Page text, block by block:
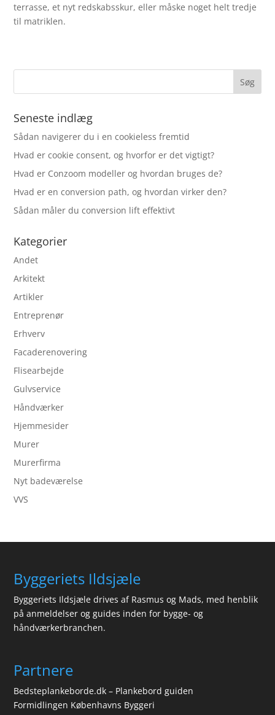
terrasse, et nyt redskabsskur, eller måske noget helt tredje
til matriklen.
Seneste indlæg
Sådan navigerer du i en cookieless fremtid
Hvad er cookie consent, og hvorfor er det vigtigt?
Hvad er Conzoom modeller og hvordan bruges de?
Hvad er en conversion path, og hvordan virker den?
Sådan måler du conversion lift effektivt
Kategorier
Andet
Arkitekt
Artikler
Entreprenør
Erhverv
Facaderenovering
Flisearbejde
Gulvservice
Håndværker
Hjemmesider
Murer
Murerfirma
Nyt badeværelse
VVS
Byggeriets Ildsjæle
Byggeriets Ildsjæle drives af Rasmus og Mads, med henblik
på anmeldelser og guides inden for bygge- og
håndværkerbranchen.
Partnere
Bedsteplankeborde.dk – Plankebord guiden
Formidlingen Københavns Byggeri